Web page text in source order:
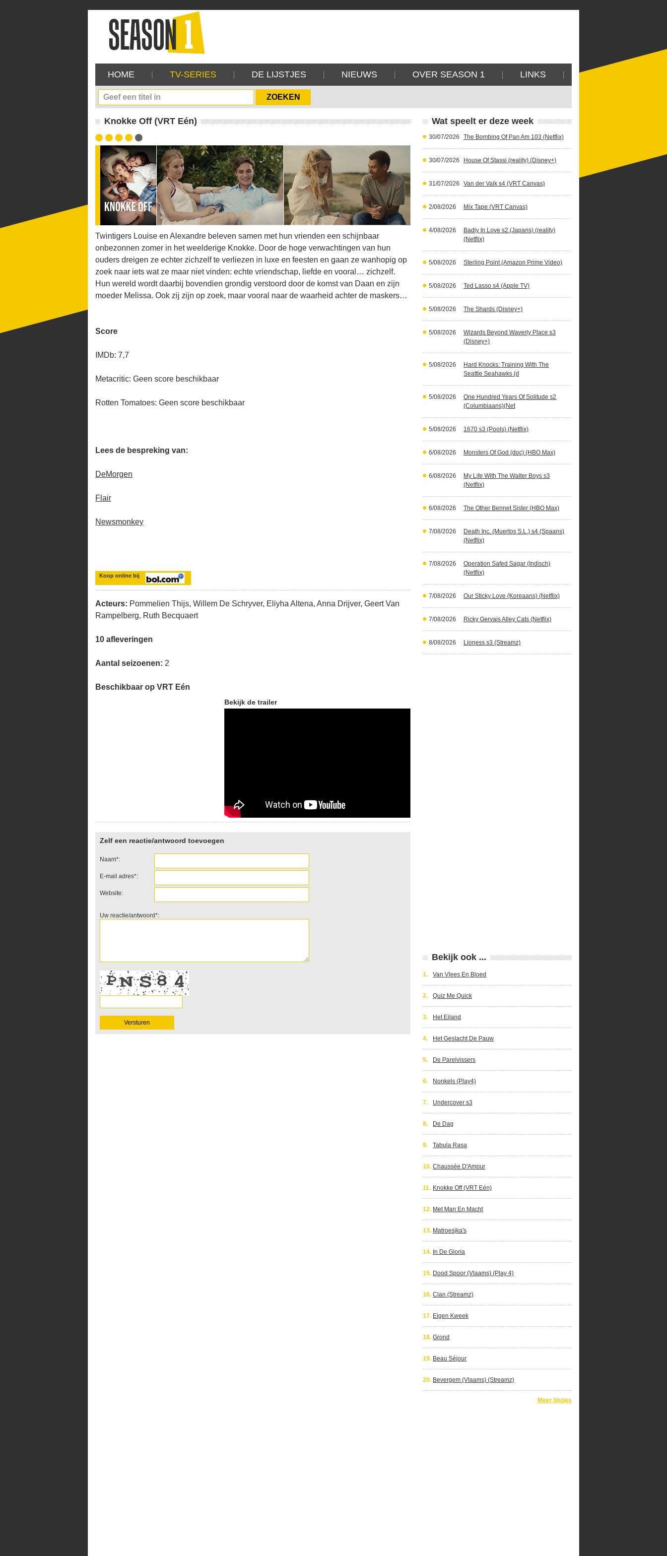
HOME TV-SERIES DE LIJSTJES NIEUWS OVER SEASON 1 LINKS
Knokke Off (VRT Eén)
Twintigers Louise en Alexandre beleven samen met hun vrienden een schijnbaar
onbezonnen zomer in het weelderige Knokke. Door de hoge verwachtingen van hun
ouders dreigen ze echter zichzelf te verliezen in luxe en feesten en gaan ze wanhopig op
zoek naar iets wat ze maar niet vinden: echte vriendschap, liefde en vooral… zichzelf.
Hun wereld wordt daarbij bovendien grondig verstoord door de komst van Daan en zijn
moeder Melissa. Ook zij zijn op zoek, maar vooral naar de waarheid achter de maskers…
Score
IMDb: 7,7
Metacritic: Geen score beschikbaar
Rotten Tomatoes: Geen score beschikbaar
Lees de bespreking van:
DeMorgen
Flair
Newsmonkey
Koop online bij
Acteurs: Pommelien Thijs, Willem De Schryver, Eliyha Altena, Anna Drijver, Geert Van
Rampelberg, Ruth Becquaert
10 afleveringen
Aantal seizoenen: 2
Beschikbaar op VRT Eén
Bekijk de trailer
Zelf een reactie/antwoord toevoegen
Naam*:
E-mail adres*:
Website:
Uw reactie/antwoord*:
Wat speelt er deze week
30/07/2026 The Bombing Of Pan Am 103 (Netflix)
30/07/2026 House Of Stassi (reality) (Disney+)
31/07/2026 Van der Valk s4 (VRT Canvas)
2/08/2026 Mix Tape (VRT Canvas)
4/08/2026
Badly In Love s2 (Japans) (reality)
(Netflix)
5/08/2026 Sterling Point (Amazon Prime Video)
5/08/2026 Ted Lasso s4 (Apple TV)
5/08/2026 The Shards (Disney+)
5/08/2026
Wizards Beyond Waverly Place s3
(Disney+)
5/08/2026
Hard Knocks: Training With The
Seattle Seahawks (d
5/08/2026
One Hundred Years Of Solitude s2
(Columbiaans)(Net
5/08/2026 1670 s3 (Pools) (Netflix)
6/08/2026 Monsters Of God (doc) (HBO Max)
6/08/2026
My Life With The Walter Boys s3
(Netflix)
6/08/2026 The Other Bennet Sister (HBO Max)
7/08/2026
Death Inc. (Muertos S.L.) s4 (Spaans)
(Netflix)
7/08/2026
Operation Safed Sagar (Indisch)
(Netflix)
7/08/2026 Our Sticky Love (Koreaans) (Netflix)
7/08/2026 Ricky Gervais Alley Cats (Netflix)
8/08/2026 Lioness s3 (Streamz)
Bekijk ook ...
1. Van Vlees En Bloed
2. Quiz Me Quick
3. Het Eiland
4. Het Geslacht De Pauw
5. De Parelvissers
6. Nonkels (Play4)
7. Undercover s3
8. De Dag
9. Tabula Rasa
10. Chaussée D'Amour
11. Knokke Off (VRT Eén)
12. Met Man En Macht
13. Matroesjka's
14. In De Gloria
15. Dood Spoor (Vlaams) (Play 4)
16. Clan (Streamz)
17. Eigen Kweek
18. Grond
19. Beau Séjour
20. Bevergem (Vlaams) (Streamz)
Meer lijstjes